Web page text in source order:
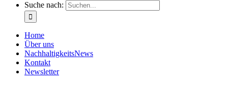
Suche nach:
Home
Über uns
NachhaltigkeitsNews
Kontakt
Newsletter